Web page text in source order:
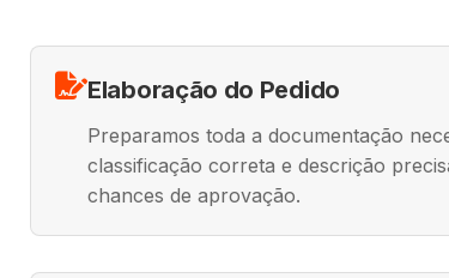
Elaboração do Pedido
Preparamos toda a documentação
classificação correta e descrição
chances de aprovação.